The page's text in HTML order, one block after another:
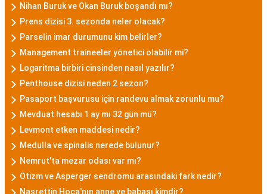
Nihan Buruk ve Okan Buruk boşandı mı?
Prens dizisi 3. sezonda neler olacak?
Parselin imar durumunu kim belirler?
Management traineeler yönetici olabilir mi?
Logaritma birbiri cinsinden nasıl yazılır?
Penthouse dizisi neden 2 sezon?
Pasaport başvurusu için randevu almak zorunlu mu?
Mevduat hesabı 1 ay mı 32 gün mü?
Levmont etken maddesi nedir?
Medulla ve spinalis nerede bulunur?
Nemrut'ta mezar odası var mı?
Otizm ve Asperger sendromu arasındaki fark nedir?
Nasrettin Hoca'nın anne ve babası kimdir?